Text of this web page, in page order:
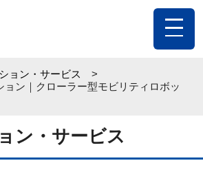
toggle
ョン・サービス
ョン｜クローラー型モビリティロボッ
ン・サービス